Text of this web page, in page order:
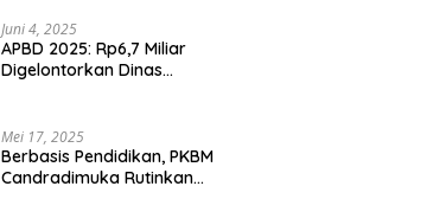
01 Karang Segar
Juni 4, 2025
APBD 2025: Rp6,7 Miliar
Digelontorkan Dinas
Mei 17, 2025
Berbasis Pendidikan, PKBM
Candradimuka Rutinkan